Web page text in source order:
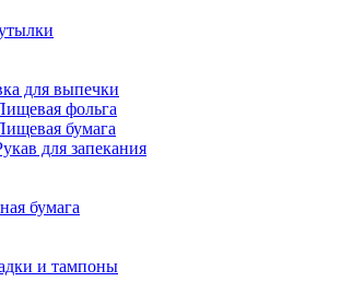
для выпечки
фольга
бумага
для запекания
бумага
и тампоны